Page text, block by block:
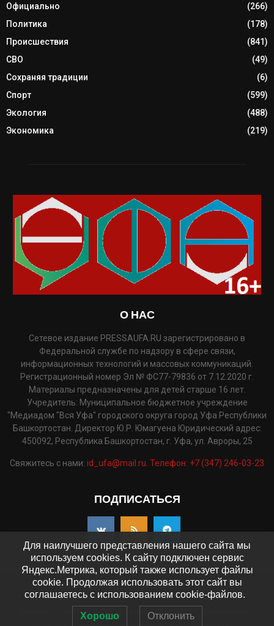
Официально
(266)
Политика
(178)
Происшествия
(841)
СВО
(49)
Сохраняя традиции
(6)
Спорт
(599)
Экология
(488)
Экономика
(219)
О НАС
Сетевое издание PRESSAUFA.RU зарегистрировано в
Федеральной службе по надзору в сфере связи,
информационных технологий и массовых коммуникаций.
Регистрационный номер Эл № ФС77-79836 от 7.12.2020 г.
Материалы предназначены для детей старше 16 лет.
Учредитель: Муниципальное бюджетное учреждение
"Медиадом "Вся Уфа" городского округа город Уфа Республики
Башкортостан. Директор Ю.Р. Юмагуена Юридический адрес:
450092, Республика Башкортостан, г. Уфа, ул. Авроры, 25
Свяжитесь с нами: id_ufa@mail.ru. Телефон: +7 (347) 246-03-23
ПОДПИСАТЬСЯ
©2025 - pressaufa.ru. Все права защищены.
Новости
Для наилучшего представления нашего сайта мы
используем cookies. К сайту подключен сервис
Яндекс.Метрика, который также использует файлы
cookie. Продолжая использовать этот сайт вы
соглашаетесь с использованием cookie-файлов.
Хорошо Отклонить